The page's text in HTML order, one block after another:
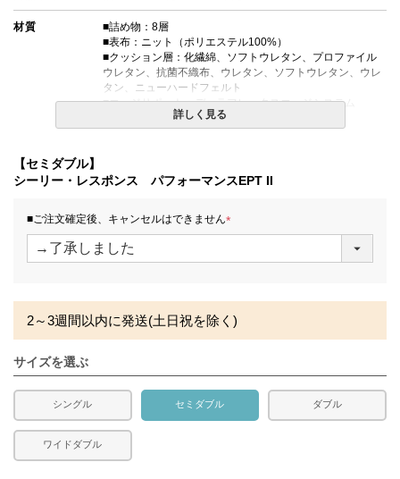
材質
■詰め物：8層
■表布：ニット（ポリエステル100%）
■クッション層：化繊綿、ソフトウレタン、プロファイル
ウレタン、抗菌不織布、ウレタン、ソフトウレタン、ウレ
タン、ニューハードフェルト
■エッジサポート：デュラフレックスエッジシステム
■対応ボックスシーツ：H40タイプ
生産国 日本
備考
・価格はマットレス単体購入の金額です。
・配達日指定ＯＫ！
※北海道・沖縄・離島等一部地域へのお届けは別途送料が
発生する場合がございます。また、発送予定も変更になる
詳しく見る
【セミダブル】
シーリー・レスポンス パフォーマンスEPT II
■ご注文確定後、キャンセルはできません
(
2～3週間以内に発送(土日祝を除く)
サイズを選ぶ
シングル セミダブル ダブル
ワイドダブル